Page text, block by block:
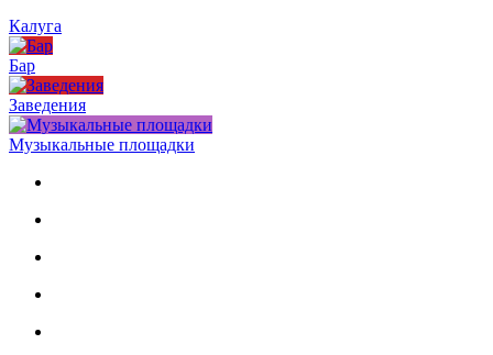
Калуга
Бар
Заведения
Музыкальные площадки